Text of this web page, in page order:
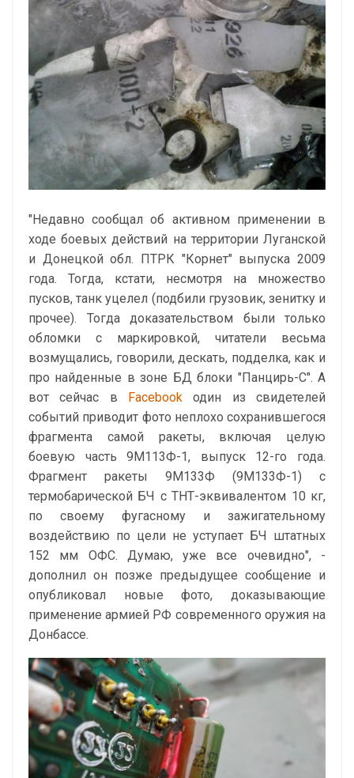
"Недавно сообщал об активном применении в
ходе боевых действий на территории Луганской
и Донецкой обл. ПТРК "Корнет" выпуска 2009
года. Тогда, кстати, несмотря на множество
пусков, танк уцелел (подбили грузовик, зенитку и
прочее). Тогда доказательством были только
обломки с маркировкой, читатели весьма
возмущались, говорили, дескать, подделка, как и
про найденные в зоне БД блоки "Панцирь-С". А
вот сейчас в Facebook один из свидетелей
событий приводит фото неплохо сохранившегося
фрагмента самой ракеты, включая целую
боевую часть 9М113Ф-1, выпуск 12-го года.
Фрагмент ракеты 9М133Ф (9М133Ф-1) с
термобарической БЧ с ТНТ-эквивалентом 10 кг,
по своему фугасному и зажигательному
воздействию по цели не уступает БЧ штатных
152 мм ОФС. Думаю, уже все очевидно", -
дополнил он позже предыдущее сообщение и
опубликовал новые фото, доказывающие
применение армией РФ современного оружия на
Донбассе.